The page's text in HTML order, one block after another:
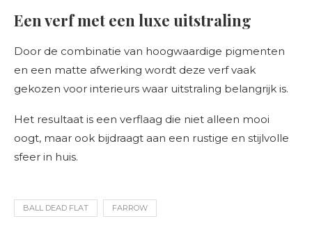
Een verf met een luxe uitstraling
Door de combinatie van hoogwaardige pigmenten
en een matte afwerking wordt deze verf vaak
gekozen voor interieurs waar uitstraling belangrijk is.
Het resultaat is een verflaag die niet alleen mooi
oogt, maar ook bijdraagt aan een rustige en stijlvolle
sfeer in huis.
BALL DEAD FLAT FARROW